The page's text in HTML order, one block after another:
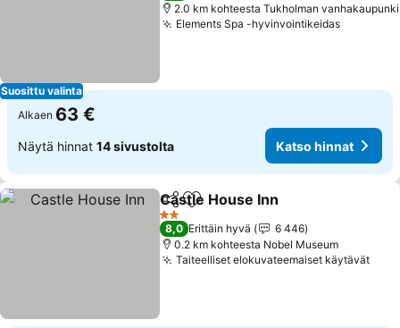
Suosittu valinta
2.0 km kohteesta Tukholman vanhakaupunki
Elements Spa -hyvinvointikeidas
Alkaen 63 €
Näytä hinnat 14 sivustolta Katso hinnat
Jaa Lisää suosikkeihin
Castle House Inn
2 Tähtiluokitus
8,0 Erittäin hyvä
6 446
0.2 km kohteesta Nobel Museum
Taiteelliset elokuvateemaiset käytävät